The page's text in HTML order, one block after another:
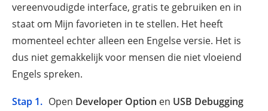
vereenvoudigde interface, gratis te gebruiken en in
staat om Mijn favorieten in te stellen. Het heeft
momenteel echter alleen een Engelse versie. Het is
dus niet gemakkelijk voor mensen die niet vloeiend
Engels spreken.
Stap 1. Open Developer Option en USB Debugging